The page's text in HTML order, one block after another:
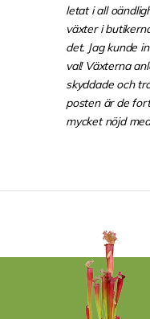
letat i all
växter i
det. Jag kunde
val! Växterna
skyddade och
posten är de
mycket nöjd